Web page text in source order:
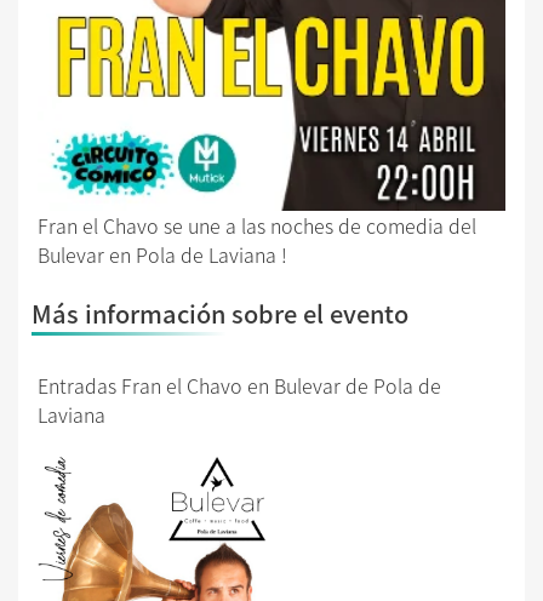
Fran el Chavo se une a las noches de comedia del
Bulevar en Pola de Laviana !
Más información sobre el evento
Entradas Fran el Chavo en Bulevar de Pola de
Laviana